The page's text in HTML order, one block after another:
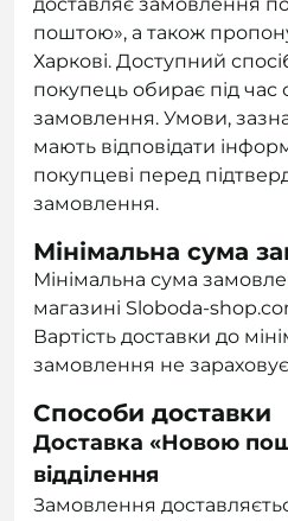
поштою», а також
Харкові. Доступний
покупець обирає під
замовлення. Умови,
мають відповідати
покупцеві перед
замовлення.
Мінімальна сума
Мінімальна сума
магазині Sloboda-
Вартість доставки до
замовлення не
Способи доставки
Доставка «Новою
відділення
Замовлення